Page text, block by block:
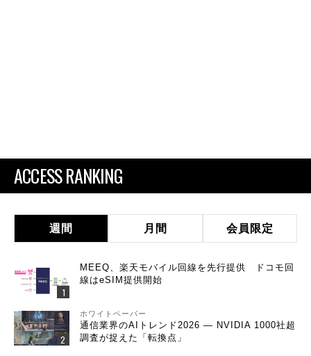
ACCESS RANKING
週間 月間 会員限定
MEEQ、楽天モバイル回線を先行提供 ドコモ回
線はeSIM提供開始
ホワイトペーパー
通信業界のAIトレンド2026 ― NVIDIA 1000社超
調査が捉えた「転換点」